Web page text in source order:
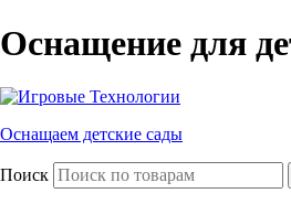
Оснащение для
Оснащаем детские сады
Поиск